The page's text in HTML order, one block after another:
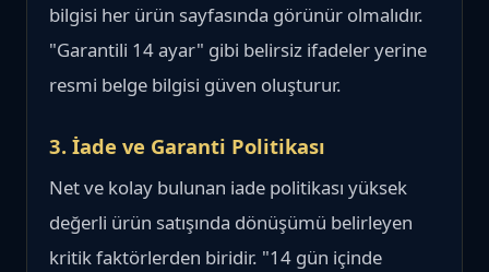
bilgisi her ürün sayfasında görünür olmalıdır.
"Garantili 14 ayar" gibi belirsiz ifadeler yerine
resmi belge bilgisi güven oluşturur.
3. İade ve Garanti Politikası
Net ve kolay bulunan iade politikası yüksek
değerli ürün satışında dönüşümü belirleyen
kritik faktörlerden biridir. "14 gün içinde